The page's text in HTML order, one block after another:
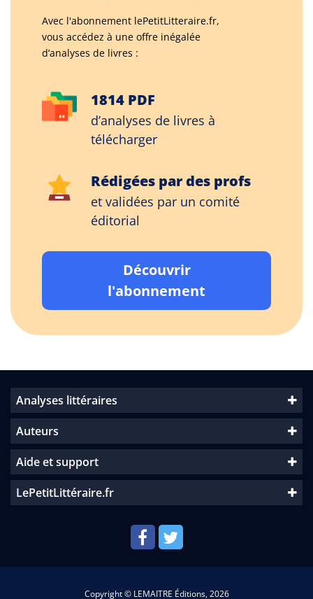
Avec l'abonnement lePetitLitteraire.fr,
vous accédez à une offre inégalée
d’analyses de livres :
1814 PDF
d’analyses de livres à
télécharger
Rédigées par des profs
et validées par un comité
éditorial
Découvrir
l'abonnement
Analyses littéraires
Auteurs
Aide et support
LePetitLittéraire.fr
Copyright © LEMAITRE Éditions, 2026